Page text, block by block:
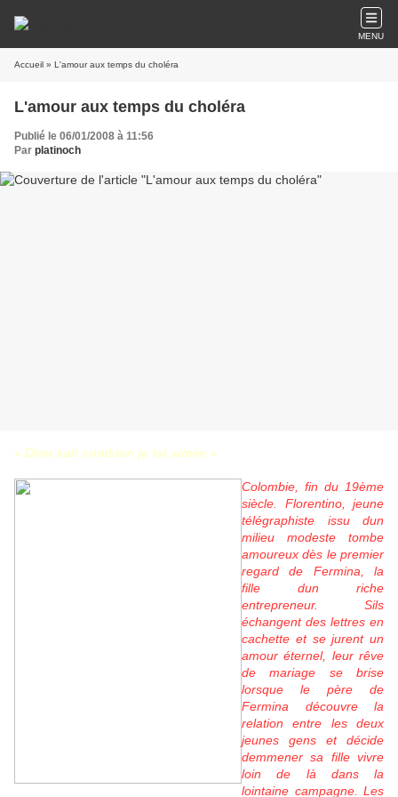
MENU
Accueil » L'amour aux temps du choléra
L'amour aux temps du choléra
Publié le 06/01/2008 à 11:56
Par platinoch
« Dieu sait combien je tai aimée »
Colombie, fin du 19ème
siècle. Florentino, jeune
télégraphiste issu dun
milieu modeste tombe
amoureux dès le premier
regard de Fermina, la
fille dun riche
entrepreneur. Sils
échangent des lettres en
cachette et se jurent un
amour éternel, leur rêve
de mariage se brise
lorsque le père de
Fermina découvre la
relation entre les deux
jeunes gens et décide
demmener sa fille vivre
loin de là dans la
lointaine campagne. Les